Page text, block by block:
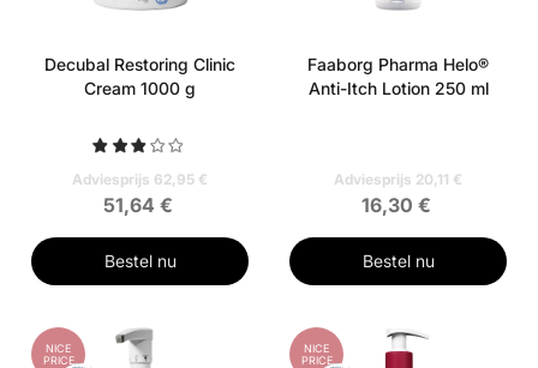
Decubal Restoring Clinic
Cream 1000 g
Adviesprijs 62,95 €
51,64 €
Bestel nu
Faaborg Pharma Helo®
Anti-Itch Lotion 250 ml
Adviesprijs 20,11 €
16,30 €
Bestel nu
NICE
PRICE
NICE
PRICE